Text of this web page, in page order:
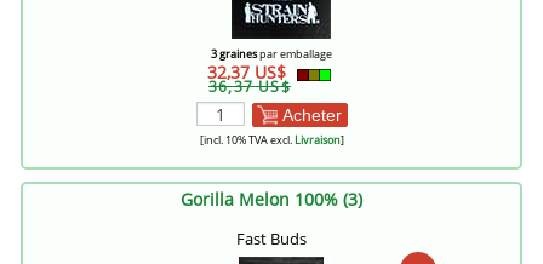
3 grainespar emballage
32,37 US$
36,37 US$
Acheter
[incl. 10% TVA excl.Livraison]
Gorilla Melon 100% (3)
Fast Buds